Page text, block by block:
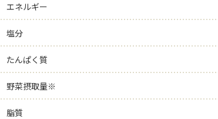
エネルギー
塩分
たんぱく質
野菜摂取量※
脂質